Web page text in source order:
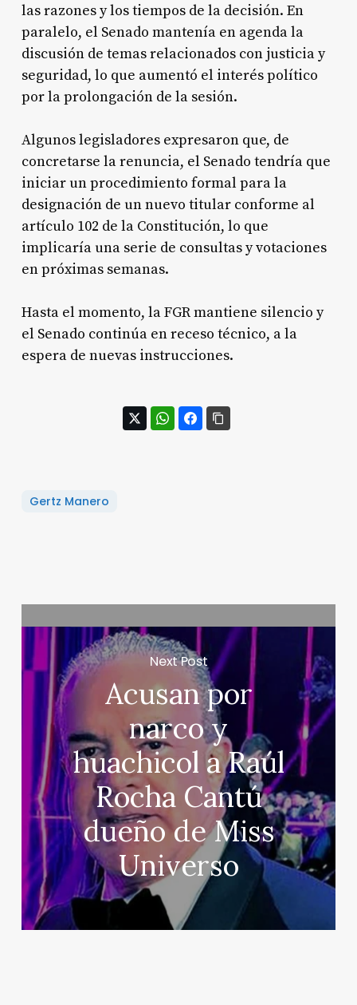
las razones y los tiempos de la decisión. En
paralelo, el Senado mantenía en agenda la
discusión de temas relacionados con justicia y
seguridad, lo que aumentó el interés político
por la prolongación de la sesión.
Algunos legisladores expresaron que, de
concretarse la renuncia, el Senado tendría que
iniciar un procedimiento formal para la
designación de un nuevo titular conforme al
artículo 102 de la Constitución, lo que
implicaría una serie de consultas y votaciones
en próximas semanas.
Hasta el momento, la FGR mantiene silencio y
el Senado continúa en receso técnico, a la
espera de nuevas instrucciones.
Gertz Manero
Next Post
Acusan por
narco y
huachicol a Raúl
Rocha Cantú
dueño de Miss
Universo